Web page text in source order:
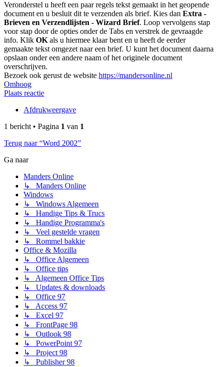
Veronderstel u heeft een paar regels tekst gemaakt in het geopende
document en u besluit dit te verzenden als brief. Kies dan Extra -
Brieven en Verzendlijsten - Wizard Brief. Loop vervolgens stap
voor stap door de opties onder de Tabs en verstrek de gevraagde
info. Klik OK als u hiermee klaar bent en u heeft de eerder
gemaakte tekst omgezet naar een brief. U kunt het document daarna
opslaan onder een andere naam of het originele document
overschrijven.
Bezoek ook gerust de website https://mandersonline.nl
Omhoog
Plaats reactie
Afdrukweergave
1 bericht • Pagina 1 van 1
Terug naar “Word 2002”
Ga naar
Manders Online
↳ Manders Online
Windows
↳ Windows Algemeen
↳ Handige Tips & Trucs
↳ Handige Programma's
↳ Veel gestelde vragen
↳ Rommel bakkie
Office & Mozilla
↳ Office Algemeen
↳ Office tips
↳ Algemeen Office Tips
↳ Updates & downloads
↳ Office 97
↳ Access 97
↳ Excel 97
↳ FrontPage 98
↳ Outlook 98
↳ PowerPoint 97
↳ Project 98
↳ Publisher 98